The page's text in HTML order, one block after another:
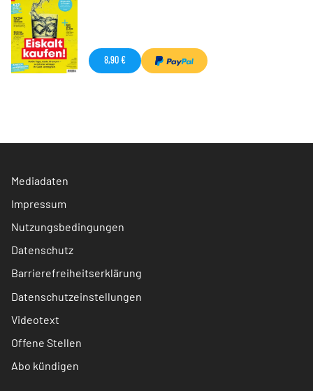
8,90 €
Mediadaten
Impressum
Nutzungsbedingungen
Datenschutz
Barrierefreiheitserklärung
Datenschutzeinstellungen
Videotext
Offene Stellen
Abo kündigen